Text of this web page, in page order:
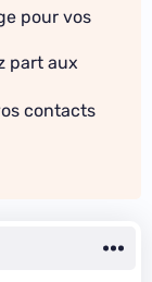
pour vos
part aux
contacts